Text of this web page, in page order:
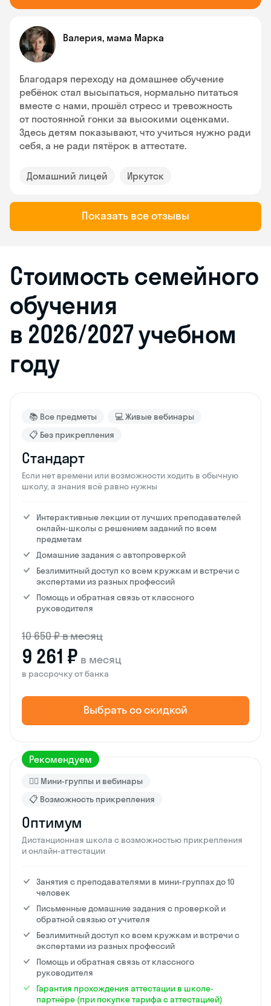
Валерия, мама Марка
Благодаря переходу на домашнее обучение
ребёнок стал высыпаться, нормально питаться
вместе с нами, прошёл стресс и тревожность
от постоянной гонки за высокими оценками.
Здесь детям показывают, что учиться нужно ради
себя, а не ради пятёрок в аттестате.
Домашний лицей Иркутск
Показать все отзывы
Стоимость семейного
обучения
в 2026/2027 учебном
году
📚 Все предметы
💻 Живые вебинары
📋 Без прикрепления
Стандарт
Если нет времени или возможности ходить в обычную
школу, а знания всё равно нужны
Интерактивные лекции от лучших преподавателей
онлайн-школы с решением заданий по всем
предметам
Домашние задания с автопроверкой
Безлимитный доступ ко всем кружкам и встречи с
экспертами из разных профессий
Помощь и обратная связь от классного
руководителя
10 650 ₽ в месяц
9 261 ₽ в месяц
в рассрочку от банка
Выбрать со скидкой
Рекомендуем
🙋‍♂️ Мини-группы и вебинары
📋 Возможность прикрепления
Оптимум
Дистанционная школа с возможностью прикрепления
и онлайн-аттестации
Занятия с преподавателями в мини-группах до 10
человек
Письменные домашние задания с проверкой и
обратной связью от учителя
Безлимитный доступ ко всем кружкам и встречи с
экспертами из разных профессий
Помощь и обратная связь от классного
руководителя
Гарантия прохождения аттестации в школе-
партнёре (при покупке тарифа с аттестацией)